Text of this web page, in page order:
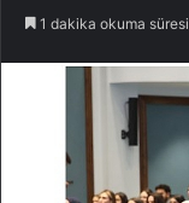
1 dakika okuma süresi